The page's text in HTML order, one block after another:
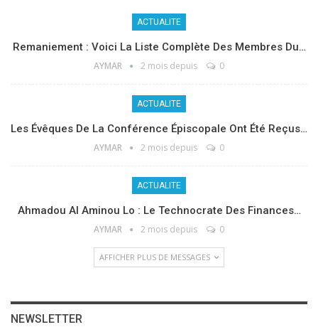
ACTUALITE
Remaniement : Voici La Liste Complète Des Membres Du…
AYMAR 2 mois depuis 0
ACTUALITE
Les Évêques De La Conférence Épiscopale Ont Été Reçus…
AYMAR 2 mois depuis 0
ACTUALITE
Ahmadou Al Aminou Lo : Le Technocrate Des Finances…
AYMAR 2 mois depuis 0
AFFICHER PLUS DE MESSAGES
NEWSLETTER